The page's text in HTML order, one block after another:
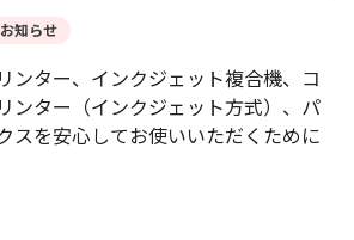
お知らせ
ンター、インクジェット複合機、コ
ンター（インクジェット方式）、パ
スを安心してお使いいただくために